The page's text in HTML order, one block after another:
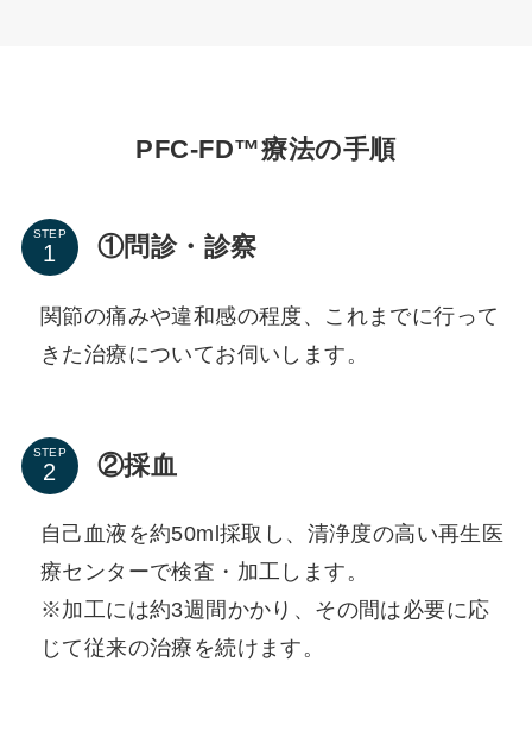
PFC-FD™療法の手順
STEP ①​問診・診察
関節の痛みや違和感の程度、これまでに行って
きた治療についてお伺いします。
STEP ②採血
自己血液を約50ml採取し、清浄度の高い再生医
療センターで検査・加工します。
※加工には約3週間かかり、その間は必要に応
じて従来の治療を続けます。